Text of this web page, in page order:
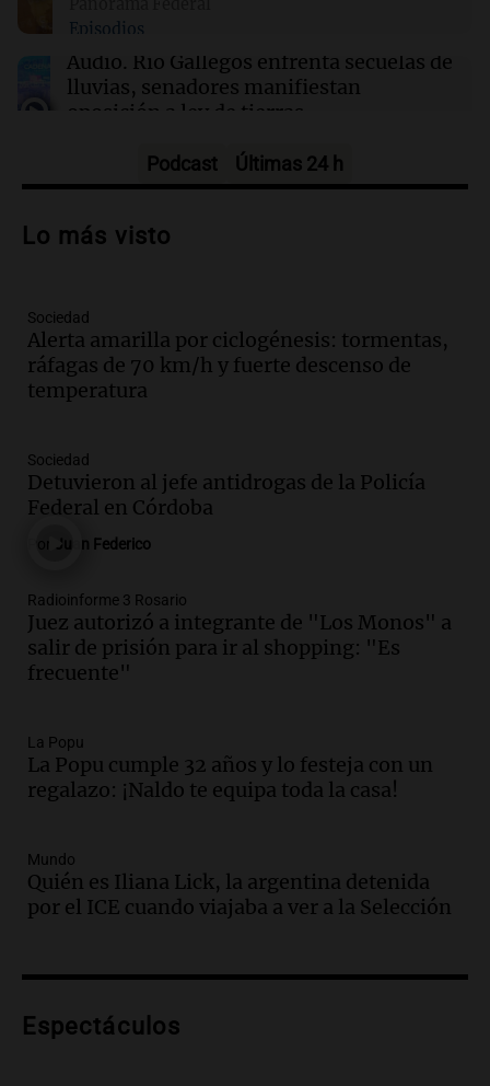
21:16 Sociedad
La conmovedora carta de despedida de la hija
de la pareja fallecida en Mendoza
Episodios
Audio. Río Gallegos enfrenta secuelas de
lluvias, senadores manifiestan
oposición a ley de tierras
Audio.Mendoza celebra la apertura del
siete años de cierre por falta de nieve
Audio.Madres en Rosario piden por la
ley Joaquín.
Viva la Radio Rosario
Audio.
de hacienda: “Las tecnologías no
reemplazan el contacto con la gente”
Episodios
Audio. Un trabajador herido tras caer a
un pozo de 17 metros en Nueva Córdoba
Panorama Federal
Episodios
nuevo híbrido enchufable de Chery llega
al mercado argentino
Panorama Federal
Audio.
Mundial de Natación de Invierno con
récords y atletas de 20 países
Audio.Conductor imputado por
jóvenes muertos y un herido grave
Podcast Últimas 24 h
Lo más visto
Sociedad
Alerta amarilla por ciclogénesis: tormentas,
ráfagas de 70 km/h y fuerte descenso de
temperatura
Sociedad
Detuvieron al jefe antidrogas de la Policía
Federal en Córdoba
Juan Federico
Radioinforme 3 Rosario
Juez autorizó a integrante de "Los Monos" a
salir de prisión para ir al shopping: "Es
frecuente"
La Popu
La Popu cumple 32 años y lo festeja con un
regalazo: ¡Naldo te equipa toda la casa!
Mundo
Quién es Iliana Lick, la argentina detenida
por el ICE cuando viajaba a ver a la Selección
Espectáculos